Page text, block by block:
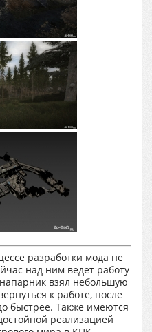
разработки мода не
над ним ведет работу
взял небольшую
к работе, после
быстрее. Также имеются
реализацией